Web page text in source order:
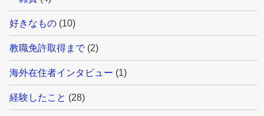
好きなもの (10)
教職免許取得まで(2)
海外在住者インタビュー (1)
経験したこと (28)